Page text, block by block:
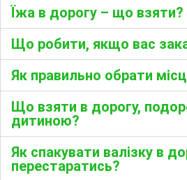
Їжа в дорогу – що взяти?
Що робити, якщо вас
Як правильно обрати
Що взяти в дорогу,
дитиною?
Як спакувати валізку в
перестаратись?